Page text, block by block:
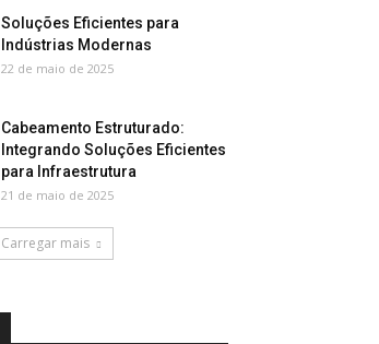
Soluções Eficientes para
Indústrias Modernas
22 de maio de 2025
Cabeamento Estruturado:
Integrando Soluções Eficientes
para Infraestrutura
21 de maio de 2025
Carregar mais